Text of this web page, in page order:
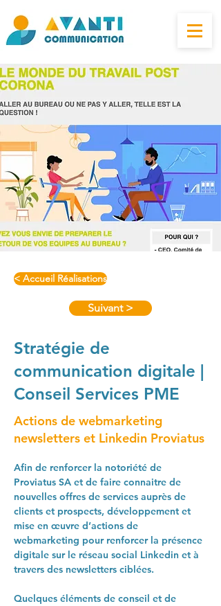
< Accueil Réalisations
Suivant >
Stratégie de
communication digitale |
Conseil Services PME
Actions de webmarketing
newsletters et Linkedin Proviatus
Afin de renforcer la notoriété de
Proviatus SA et de faire connaitre de
nouvelles offres de services auprès de
clients et prospects, développement et
mise en œuvre d’actions de
webmarketing pour renforcer la présence
digitale sur le réseau social Linkedin et à
travers des newsletters ciblées.
Quelques éléments de conseil et de